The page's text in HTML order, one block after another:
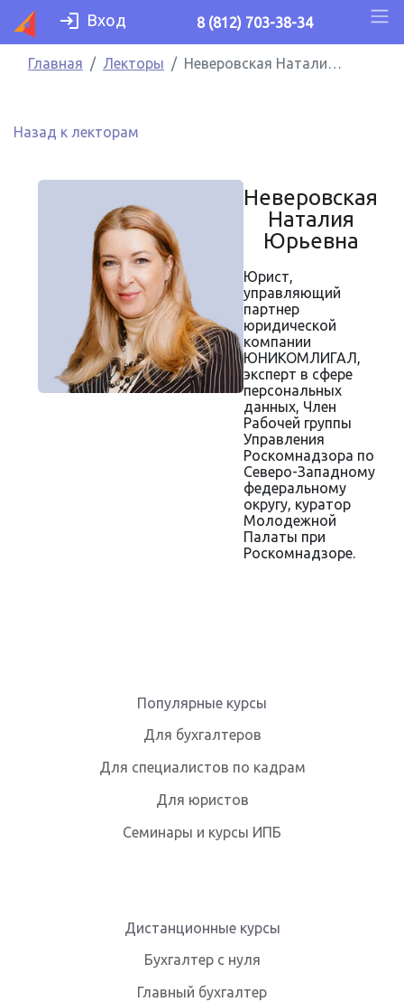
Вход 8 (812) 703-38-34
Главная Лекторы Неверовская Наталия Юрьевна
Назад к лекторам
Неверовская
Наталия
Юрьевна
Юрист,
управляющий
партнер
юридической
компании
ЮНИКОМЛИГАЛ,
эксперт в сфере
персональных
данных, Член
Рабочей группы
Управления
Роскомнадзора по
Cеверо-Западному
федеральному
округу, куратор
Молодежной
Палаты при
Роскомнадзоре.
Популярные курсы
Для бухгалтеров
Для специалистов по кадрам
Для юристов
Семинары и курсы ИПБ
Дистанционные курсы
Бухгалтер с нуля
Главный бухгалтер